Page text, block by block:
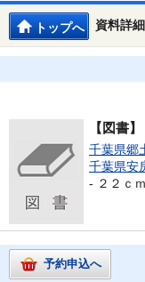
資料詳細
トップへ
【図書】
千葉県郷
千葉県安
- ２２ｃ
予約申込へ